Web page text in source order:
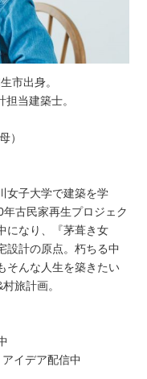
市出身。
当建築士。
）
女子大学で建築を学
古民家再生プロジェク
になり、『茅葺き女
設計の原点。朽ちる中
そんな人生を築きたい
旅計画。
イデア配信中